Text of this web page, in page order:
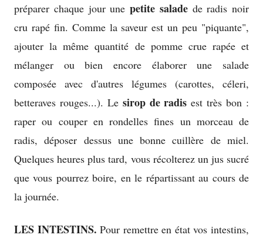
préparer chaque jour une petite saladede radis noir
cru rapé fin. Comme la saveur est un peu "piquante",
ajouter la même quantité de pomme crue rapée et
mélanger ou bien encore élaborer une salade
composée avec d'autres légumes (carottes, céleri,
betteraves rouges...). Le sirop de radis est très bon :
raper ou couper en rondelles fines un morceau de
radis, déposer dessus une bonne cuillère de miel.
Quelques heures plus tard, vous récolterez un jus sucré
que vous pourrez boire, en le répartissant au cours de
la journée.
LES INTESTINS. Pour remettre en état vos intestins,